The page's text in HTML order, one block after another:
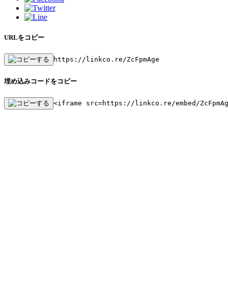
URLをコピー
https://linkco.re/ZcFpmAge
埋め込みコードをコピー
<iframe src=https://linkco.re/embed/